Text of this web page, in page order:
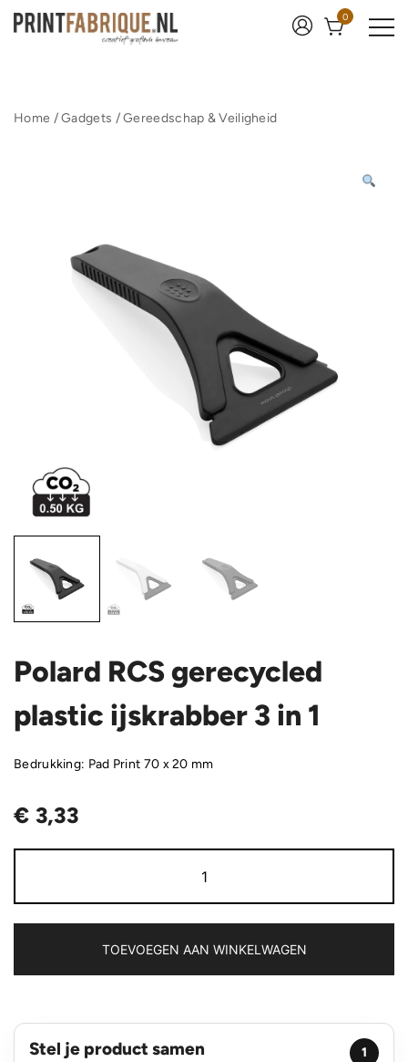
naar
0
Home /Gadgets /Gereedschap & Veiligheid
Polard RCS gerecycled
plastic ijskrabber 3 in 1
Bedrukking: Pad Print 70 x 20 mm
€ 3,33
RCS
ijskrabber
3
1
TOEVOEGEN AAN WINKELWAGEN
Stel je product samen 1